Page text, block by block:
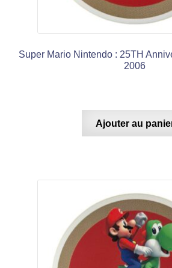
Super Mario Nintendo : 25TH
2006
Ajouter au